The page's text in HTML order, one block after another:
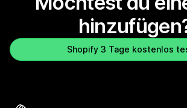
Shopify 3 Tage kostenlos